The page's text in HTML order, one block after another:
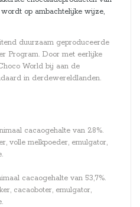
op ambachtelijke wijze,
duurzaam geproduceerde
Program. Door met eerlijke
World bij aan de
in derdewereldlanden.
cacaogehalte van 28%.
volle melkpoeder, emulgator,
cacaogehalte van 53,7%.
cacaoboter, emulgator,